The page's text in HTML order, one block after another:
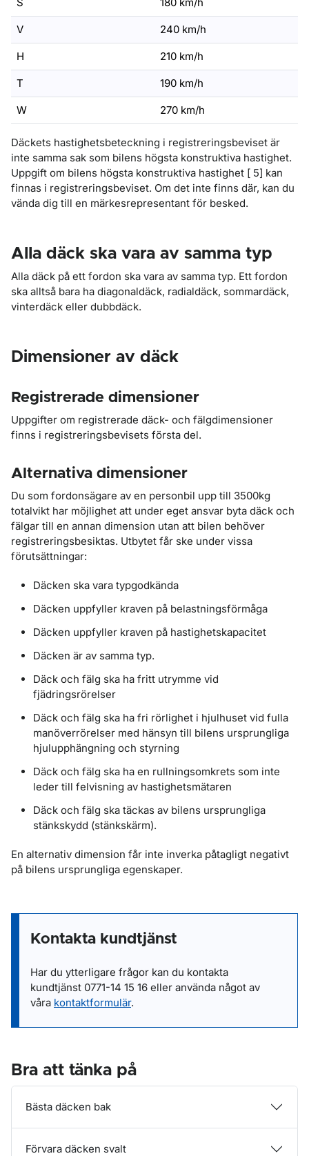
V 240 km/h
H 210 km/h
T 190 km/h
W 270 km/h
Däckets hastighetsbeteckning i registreringsbeviset är
inte samma sak som bilens högsta konstruktiva hastighet.
Uppgift om bilens högsta konstruktiva hastighet [ 5] kan
finnas i registreringsbeviset. Om det inte finns där, kan du
vända dig till en märkesrepresentant för besked.
Alla däck ska vara av samma typ
Alla däck på ett fordon ska vara av samma typ. Ett fordon
ska alltså bara ha diagonaldäck, radialdäck, sommardäck,
vinterdäck eller dubbdäck.
Dimensioner av däck
Registrerade dimensioner
Uppgifter om registrerade däck- och fälgdimensioner
finns i registreringsbevisets första del.
Alternativa dimensioner
Du som fordonsägare av en personbil upp till 3500kg
totalvikt har möjlighet att under eget ansvar byta däck och
fälgar till en annan dimension utan att bilen behöver
registreringsbesiktas. Utbytet får ske under vissa
förutsättningar:
Däcken ska vara typgodkända
Däcken uppfyller kraven på belastningsförmåga
Däcken uppfyller kraven på hastighetskapacitet
Däcken är av samma typ.
Däck och fälg ska ha fritt utrymme vid
fjädringsrörelser
Däck och fälg ska ha fri rörlighet i hjulhuset vid fulla
manöverrörelser med hänsyn till bilens ursprungliga
hjulupphängning och styrning
Däck och fälg ska ha en rullningsomkrets som inte
leder till felvisning av hastighetsmätaren
Däck och fälg ska täckas av bilens ursprungliga
stänkskydd (stänkskärm).
En alternativ dimension får inte inverka påtagligt negativt
på bilens ursprungliga egenskaper.
Kontakta kundtjänst
Har du ytterligare frågor kan du kontakta
kundtjänst 0771-14 15 16 eller använda något av
våra kontaktformulär.
Bra att tänka på
Bästa däcken bak
Förvara däcken svalt